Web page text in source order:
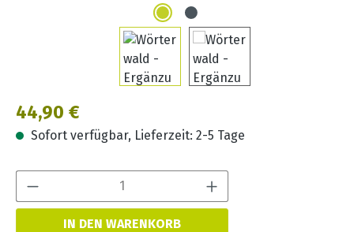
Regulärer Preis:
44,90 €
Sofort verfügbar, Lieferzeit: 2-5 Tage
IN DEN WARENKORB